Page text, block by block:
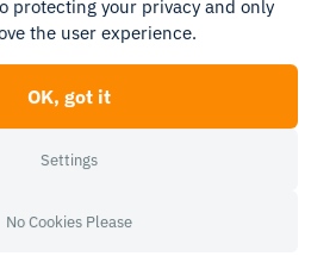
する公平な都市空間の創出を目
、自然環境との短い触れ合いで
著しい向上が見られることが示さ
います（ 詳細はこちら
protecting your privacy and only
the user experience.
OK, got it
Settings
No Cookies Please